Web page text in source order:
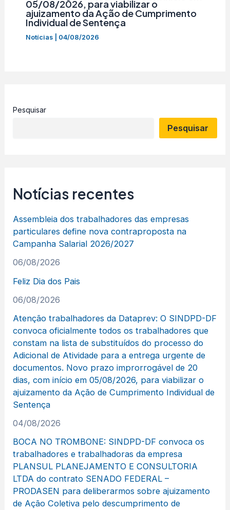
05/08/2026, para viabilizar o
ajuizamento da Ação de Cumprimento
Individual de Sentença
Notícias| 04/08/2026
Pesquisar
Pesquisar
Notícias recentes
Assembleia dos trabalhadores das empresas
particulares define nova contraproposta na
Campanha Salarial 2026/2027
06/08/2026
Feliz Dia dos Pais
06/08/2026
Atenção trabalhadores da Dataprev: O SINDPD-DF
convoca oficialmente todos os trabalhadores que
constam na lista de substituídos do processo do
Adicional de Atividade para a entrega urgente de
documentos. Novo prazo improrrogável de 20
dias, com início em 05/08/2026, para viabilizar o
ajuizamento da Ação de Cumprimento Individual de
Sentença
04/08/2026
BOCA NO TROMBONE: SINDPD-DF convoca os
trabalhadores e trabalhadoras da empresa
PLANSUL PLANEJAMENTO E CONSULTORIA
LTDA do contrato SENADO FEDERAL –
PRODASEN para deliberarmos sobre ajuizamento
de Ação Coletiva pelo descumprimento de